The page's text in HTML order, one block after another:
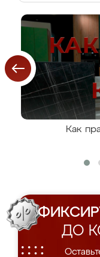
Как
ДО